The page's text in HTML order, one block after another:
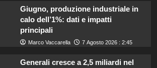
Giugno, produzione industriale in
calo dell’1%: dati e impatti
principali
Marco Vaccarella 7 Agosto 2026 : 2:45
Generali cresce a 2,5 miliardi nel